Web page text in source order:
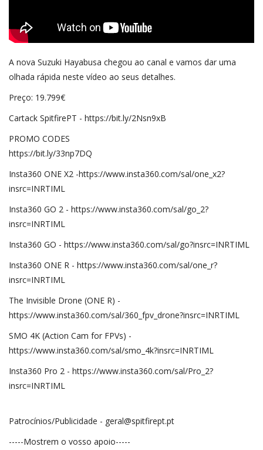
A nova Suzuki Hayabusa chegou ao canal e vamos dar uma
olhada rápida neste vídeo ao seus detalhes.
Preço: 19.799€
Cartack SpitfirePT - https://bit.ly/2Nsn9xB
PROMO CODES
https://bit.ly/33np7DQ
Insta360 ONE X2 -https://www.insta360.com/sal/one_x2?
insrc=INRTIML
Insta360 GO 2 - https://www.insta360.com/sal/go_2?
insrc=INRTIML
Insta360 GO - https://www.insta360.com/sal/go?insrc=INRTIML
Insta360 ONE R - https://www.insta360.com/sal/one_r?
insrc=INRTIML
The Invisible Drone (ONE R) -
https://www.insta360.com/sal/360_fpv_drone?insrc=INRTIML
SMO 4K (Action Cam for FPVs) -
https://www.insta360.com/sal/smo_4k?insrc=INRTIML
Insta360 Pro 2 - https://www.insta360.com/sal/Pro_2?
insrc=INRTIML
Patrocínios/Publicidade - geral@spitfirept.pt
-----Mostrem o vosso apoio-----